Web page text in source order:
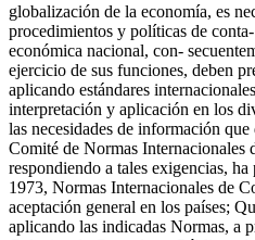
globalización de la economía, es
procedimientos y políticas de
económica nacional, con-
ejercicio de sus funciones, deben
aplicando estándares
interpretación y aplicación en los
las necesidades de información
Comité de Normas
respondiendo a tales exigencias,
1973, Normas Internacionales de
aceptación general en los países;
aplicando las indicadas Normas, a